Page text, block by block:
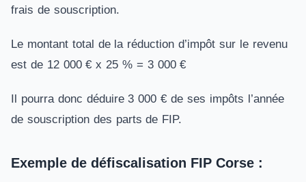
frais de souscription.
Le montant total de la réduction d’impôt sur le revenu
est de 12 000 € x 25 % = 3 000 €
Il pourra donc déduire 3 000 € de ses impôts l’année
de souscription des parts de FIP.
Exemple de défiscalisation FIP Corse :